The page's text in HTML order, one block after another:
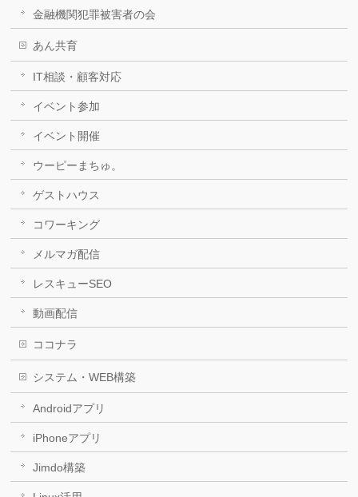
金融機関犯罪被害者の会
あん共育
IT相談・顧客対応
イベント参加
イベント開催
ウーピーまちゅ。
ゲストハウス
コワーキング
メルマガ配信
レスキューSEO
動画配信
ココナラ
システム・WEB構築
Androidアプリ
iPhoneアプリ
Jimdo構築